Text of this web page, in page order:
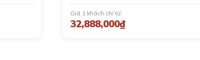
Giá 1 khách chỉ từ:
32,888,000₫